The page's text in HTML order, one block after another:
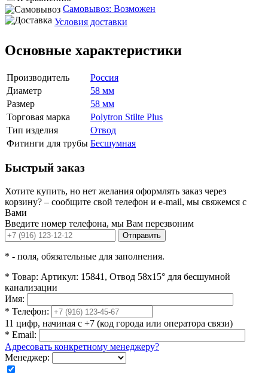
Самовывоз: Возможен
Условия доставки
Основные характеристики
Производитель
Россия
Диаметр
58 мм
Размер
58 мм
Торговая марка
Polytron Stilte Plus
Тип изделия
Отвод
Фитинги для трубы Бесшумная
Быстрый заказ
Хотите купить, но нет желания оформлять заказ через
корзину? – сообщите свой телефон и e-mail, мы свяжемся с
Вами
Введите номер телефона, мы Вам перезвоним
Отправить
* - поля, обязательные для заполнения.
* Товар: Артикул: 15841, Отвод 58x15° для бесшумной
канализации
Имя:
* Телефон:
11 цифр, начиная с +7 (код города или оператора связи)
* Email:
Адресовать конкретному менеджеру?
Менеджер: